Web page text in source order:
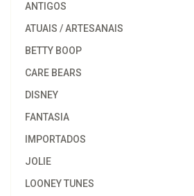
ANTIGOS
ATUAIS / ARTESANAIS
BETTY BOOP
CARE BEARS
DISNEY
FANTASIA
IMPORTADOS
JOLIE
LOONEY TUNES